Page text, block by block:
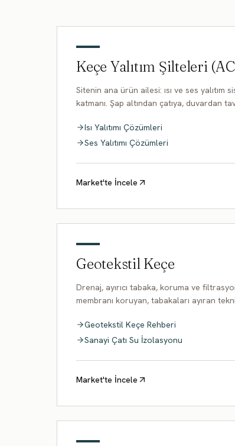
Keçe Yalıtım Şilteleri
Sitenin ana ürün ailesi: ısı ve ses yalıtım
katmanı. Şap altından çatıya, duvardan
Isı Yalıtımı Çözümleri
Ses Yalıtımı Çözümleri
Market'te İncele
Geotekstil Keçe
Drenaj, ayırıcı tabaka, koruma ve
membranı koruyan, tabakaları ayıran
Geotekstil Keçe Rehberi
Sanayi Çatı Su İzolasyonu
Market'te İncele